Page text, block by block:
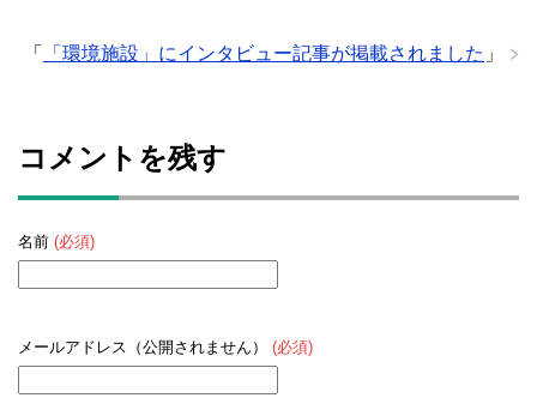
「 「環境施設」にインタビュー記事が掲載されました 」
コメントを残す
名前 (必須)
メールアドレス（公開されません） (必須)